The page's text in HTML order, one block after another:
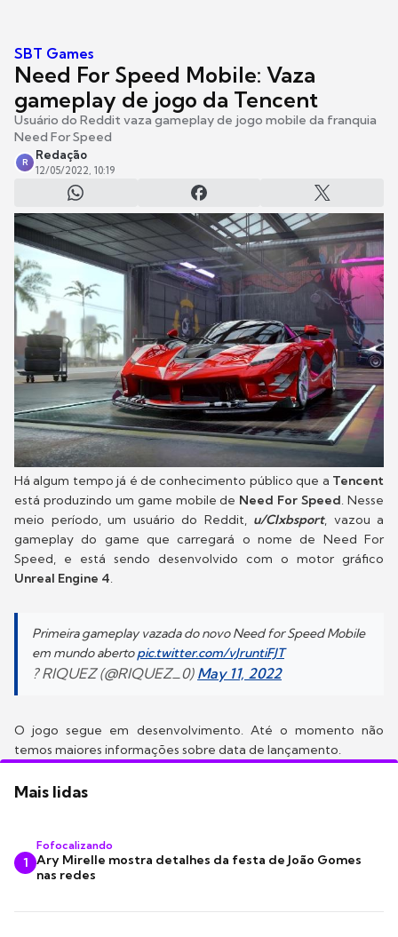
SBT Games
Need For Speed Mobile: Vaza
gameplay de jogo da Tencent
Usuário do Reddit vaza gameplay de jogo mobile da franquia
Need For Speed
R
Redação
12/05/2022, 10:19
Há algum tempo já é de conhecimento público que a Tencent
está produzindo um game mobile de Need For Speed. Nesse
meio período, um usuário do Reddit,u/Clxbsport, vazou a
gameplay do game que carregará o nome de Need For
Speed, e está sendo desenvolvido com o motor gráfico
Unreal Engine 4.
Primeira gameplay vazada do novo Need for Speed Mobile
em mundo abertopic.twitter.com/vJruntiFJT
? RIQUEZ (@RIQUEZ_0) May 11, 2022
O jogo segue em desenvolvimento. Até o momento não
temos maiores informações sobre data de lançamento.
Mais lidas
1
Fofocalizando
Ary Mirelle mostra detalhes da festa de João Gomes
nas redes